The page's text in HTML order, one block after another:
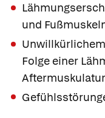
und
Folge einer
Aftermuskulatur